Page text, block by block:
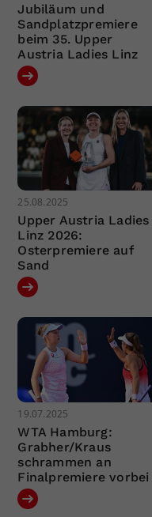
Jubiläum und
Sandplatzpremiere
beim 35. Upper
Austria Ladies Linz
25.08.2025
Upper Austria Ladies
Linz 2026:
Osterpremiere auf
Sand
19.07.2025
WTA Hamburg:
Grabher/Kraus
schrammen an
Finalpremiere vorbei